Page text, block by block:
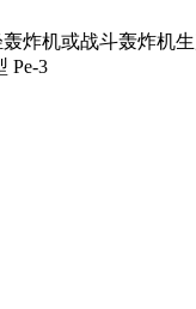
炸机或战斗轰炸机
Pe-3